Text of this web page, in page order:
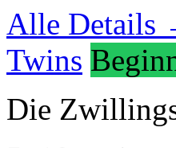
Alle Details
Twins
Die